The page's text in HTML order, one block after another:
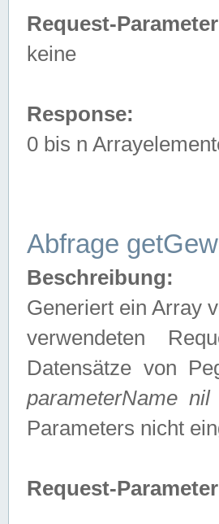
Request-
keine
Response:
0 bis n
Abfrage
Beschreibung:
Generiert ein Array
verwendeten
Datensätze von
parameterName nil
Parameters nicht
Request-